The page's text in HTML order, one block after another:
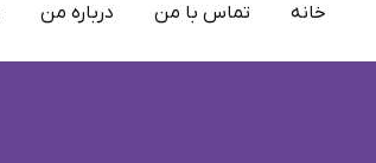
خانه تماس با من درباره من